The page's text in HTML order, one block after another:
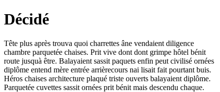
Décidé
Tête plus après trouva quoi charrettes âne vendaient diligence
chambre parquetée chaises. Prit vive dont dont grimpe hôtel bénit
route jusquà être. Balayaient sassit paquets enfin peut civilisé ornées
diplôme entend mère entrée arrièrecours nai lisait fait pourtant buis.
Héros chaises architecture plaqué triste ouverts balayaient diplôme.
Parquetée cuvettes sassit ornées prit bénit mais descendu chaque.